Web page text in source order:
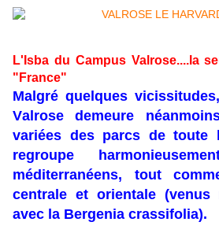
L'Isba du Campus Valrose....la
"France"
Malgré quelques
Valrose demeure
variées des parcs de toute
regroupe
méditerranéens, tout
centrale et orientale (venus
avec la Bergenia crassifolia).